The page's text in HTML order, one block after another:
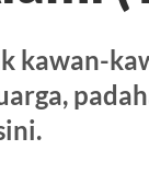
kawan-